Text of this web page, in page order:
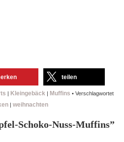
teilen
| Kleingebäck | Muffins • Verschlagwortet
| weihnachten
Schoko-Nuss-Muffins”